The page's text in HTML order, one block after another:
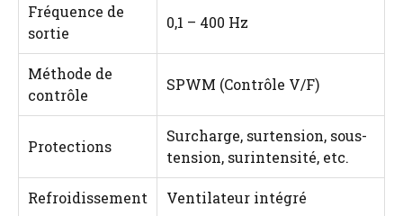
Fréquence de
sortie
0,1 – 400 Hz
Méthode de
contrôle
SPWM (Contrôle V/F)
Protections
Surcharge, surtension, sous-
tension, surintensité, etc.
Refroidissement Ventilateur intégré